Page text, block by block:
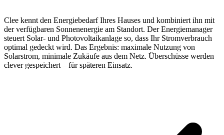
Clee kennt den Energiebedarf Ihres Hauses und kombiniert ihn mit
der verfügbaren Sonnenenergie am Standort. Der Energiemanager
steuert Solar- und Photovoltaikanlage so, dass Ihr Stromverbrauch
optimal gedeckt wird. Das Ergebnis: maximale Nutzung von
Solarstrom, minimale Zukäufe aus dem Netz. Überschüsse werden
clever gespeichert – für späteren Einsatz.